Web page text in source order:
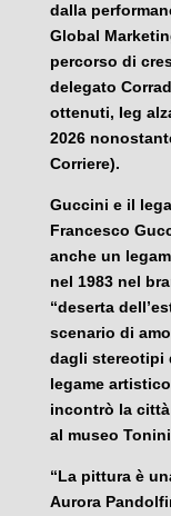
dalla
Global
percorso di
delegato
ottenuti, Ieg
2026
Corriere).
Guccini e il
Francesco
anche un
nel 1983 nel
“deserta
scenario di
dagli stereotipi
legame
incontrò la città
al museo
“La pittura è
Aurora